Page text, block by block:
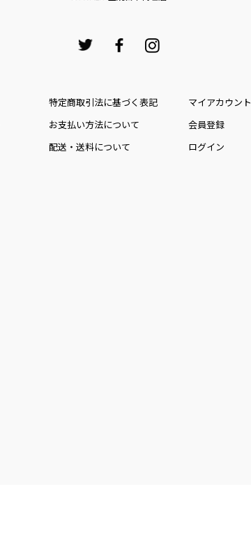
特定商取引法に基づく表記
お⽀払い⽅法について
配送・送料について
マイアカウント
会員登録
ログイン